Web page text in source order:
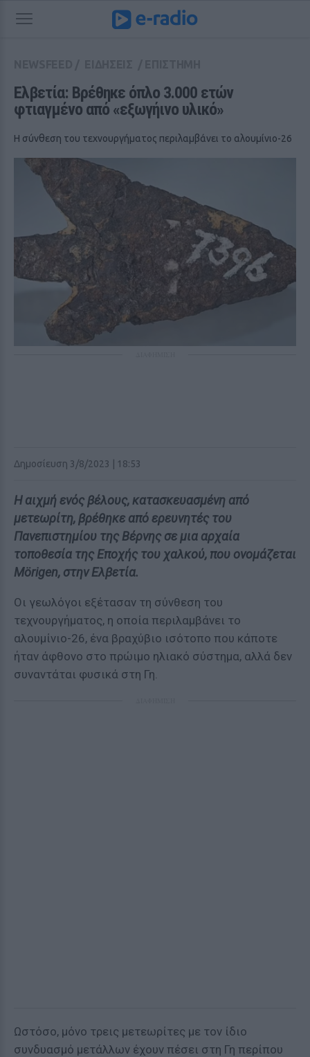
Ελβετία: Βρέθηκε όπλο 3.000 ετών
φτιαγμένο από «εξωγήινο υλικό»
Η σύνθεση του τεχνουργήματος περιλαμβάνει το αλουμίνιο-26
Δημοσίευση 3/8/2023 | 18:53
Η αιχμή ενός βέλους, κατασκευασμένη από
μετεωρίτη, βρέθηκε από ερευνητές του
Πανεπιστημίου της Βέρνης σε μια αρχαία
τοποθεσία της Εποχής του χαλκού, που ονομάζεται
Mörigen, στην Ελβετία.
Οι γεωλόγοι εξέτασαν τη σύνθεση του
τεχνουργήματος, η οποία περιλαμβάνει το
αλουμίνιο-26, ένα βραχύβιο ισότοπο που κάποτε
ήταν άφθονο στο πρώιμο ηλιακό σύστημα, αλλά δεν
συναντάται φυσικά στη Γη.
Ωστόσο, μόνο τρεις μετεωρίτες με τον ίδιο
συνδυασμό μετάλλων έχουν πέσει στη Γη περίπου